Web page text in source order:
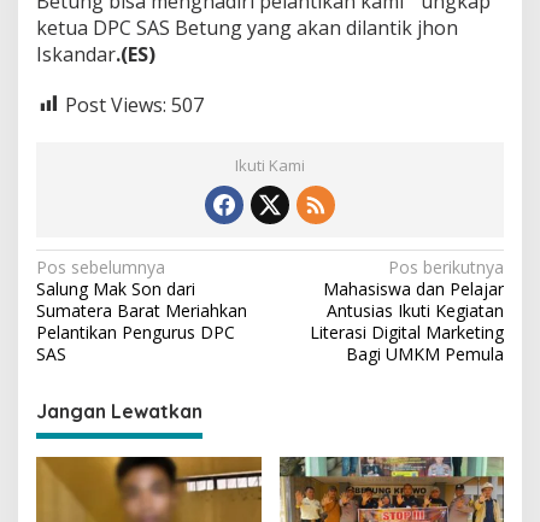
A
k
a
(
C
-
a
b
ketua DPC SAS Betung yang akan dilantik jhon
Iskandar.(ES)
Post Views: 507
Ikuti Kami
N
a
v
g
a
s
Pos sebelumnya
Salung Mak Son dari
Sumatera Barat Meriahkan
Pelantikan Pengurus DPC
SAS
Pos berikutnya
Mahasiswa dan Pelajar
Antusias Ikuti Kegiatan
Literasi Digital Marketing
Bagi UMKM Pemula
Jangan Lewatkan